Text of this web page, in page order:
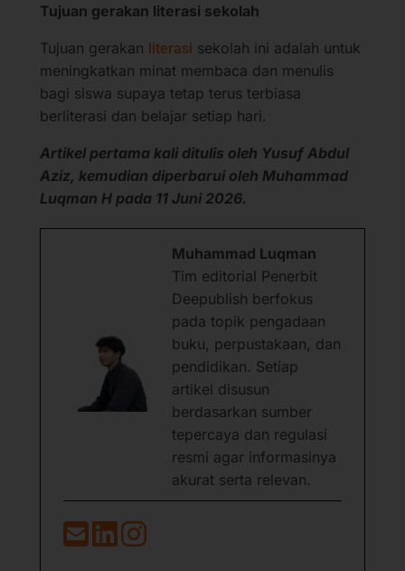
Tujuan gerakan literasi sekolah
Tujuan gerakan literasi sekolah ini adalah untuk
meningkatkan minat membaca dan menulis
bagi siswa supaya tetap terus terbiasa
berliterasi dan belajar setiap hari.
Artikel pertama kali ditulis oleh Yusuf Abdul
Aziz, kemudian diperbarui oleh Muhammad
Luqman H pada 11 Juni 2026.
Muhammad Luqman
Tim editorial Penerbit
Deepublish berfokus
pada topik pengadaan
buku, perpustakaan, dan
pendidikan. Setiap
artikel disusun
berdasarkan sumber
tepercaya dan regulasi
resmi agar informasinya
akurat serta relevan.